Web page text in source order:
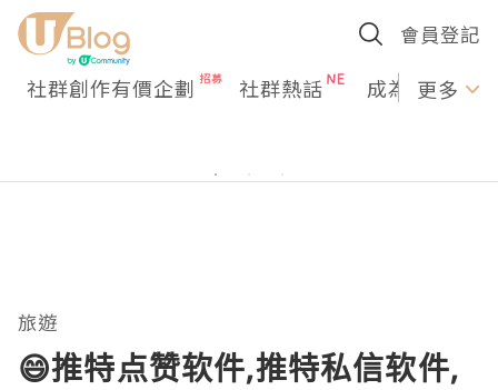
會員登記
社群創作有價企劃 社群熱話 成為U更多
旅遊
😄推特点赞软件,推特私信软件,